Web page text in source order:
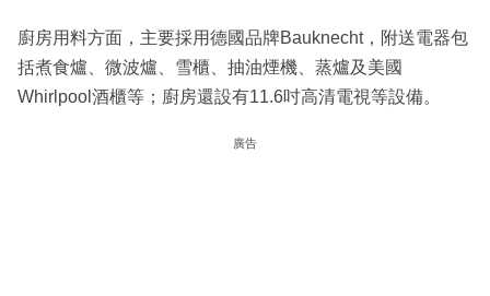
廚房用料方面，主要採用德國品牌Bauknecht，附送電器包
括煮食爐、微波爐、雪櫃、抽油煙機、蒸爐及美國
Whirlpool酒櫃等；廚房還設有11.6吋高清電視等設備。
廣告